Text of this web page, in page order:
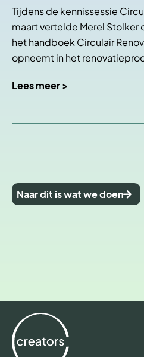
Tijdens de kennissessie
maart vertelde Merel Stolker
het handboek Circulair
opneemt in het
Lees meer >
Naar dit is wat we doen